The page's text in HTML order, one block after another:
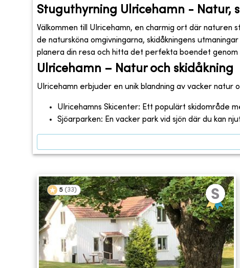
Stuguthyrning Ulricehamn - Natur,
Välkommen till Ulricehamn, en charmig ort där naturen
de natursköna omgivningarna, skidåkningens
planera din resa och hitta det perfekta boendet genom
Ulricehamn – Natur och skidåkning
Ulricehamn erbjuder en unik blandning av vacker natur
Ulricehamns Skicenter: Ett populärt skidområde
Sjöarparken: En vacker park vid sjön där du kan
5 (33)